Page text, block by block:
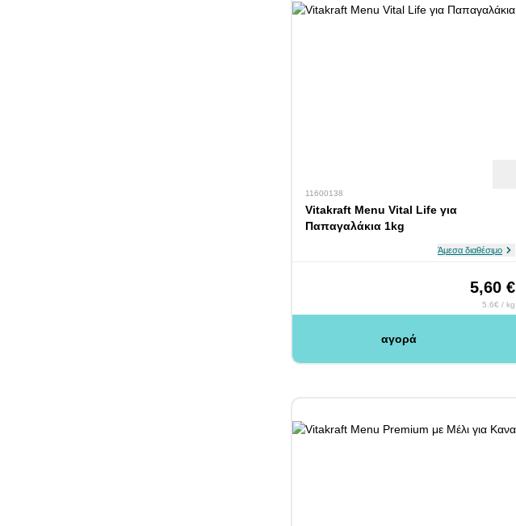
11600138
Vitakraft Menu Vital Life για
Παπαγαλάκια 1kg
Άμεσα διαθέσιμο
5,60 €
5.6€ / kg
αγορά